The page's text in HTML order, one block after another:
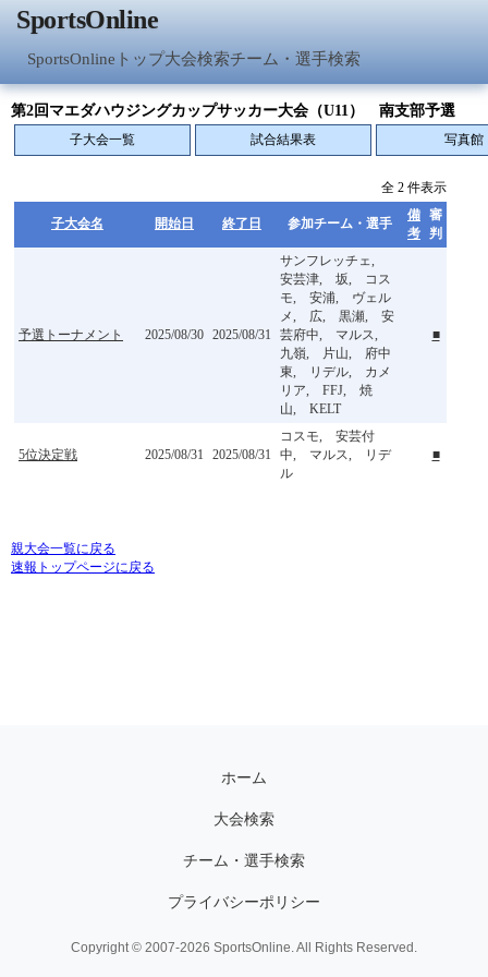
SportsOnline
SportsOnlineトップ大会検索チーム・選手検索
第2回マエダハウジングカップサッカー大会（U11） 南支部予選
子大会一覧 試合結果表 写真館
全 2 件表示
子大会名 開始日 終了日 参加チーム・選手
備
考
審
判
予選トーナメント 2025/08/30 2025/08/31
サンフレッチェ,
安芸津, 坂, コス
モ, 安浦, ヴェル
メ, 広, 黒瀬, 安
芸府中, マルス,
九嶺, 片山, 府中
東, リデル, カメ
リア, FFJ, 焼
山, KELT
■
5位決定戦 2025/08/31 2025/08/31
コスモ, 安芸付
中, マルス, リデ
ル
■
親大会一覧に戻る
速報トップページに戻る
ホーム
大会検索
チーム・選手検索
プライバシーポリシー
Copyright © 2007-2026 SportsOnline. All Rights Reserved.